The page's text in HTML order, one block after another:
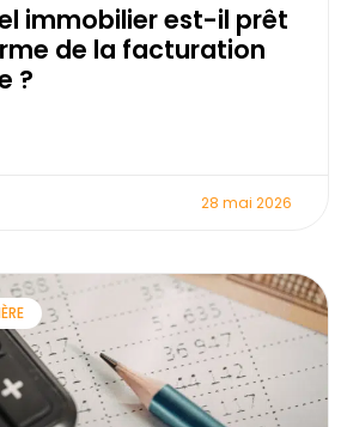
immobilier est-il prêt
de la facturation
?
28 mai 2026